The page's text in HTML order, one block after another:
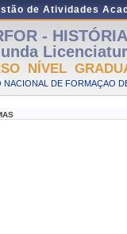
de Atividades
-
NÍVEL
NACIONAL DE FORMAÇAO